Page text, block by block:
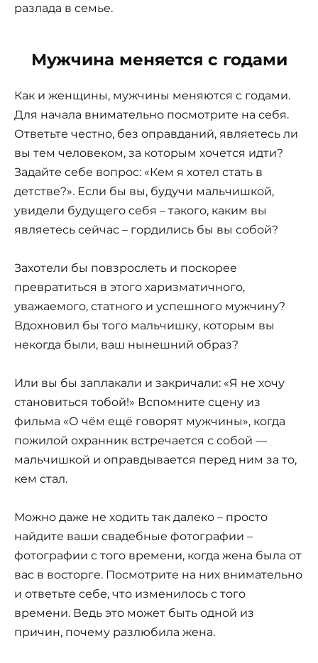
разлада в семье.
Мужчина меняется с годами
Как и женщины, мужчины меняются с годами.
Для начала внимательно посмотрите на себя.
Ответьте честно, без оправданий, являетесь ли
вы тем человеком, за которым хочется идти?
Задайте себе вопрос: «Кем я хотел стать в
детстве?». Если бы вы, будучи мальчишкой,
увидели будущего себя – такого, каким вы
являетесь сейчас – гордились бы вы собой?
Захотели бы повзрослеть и поскорее
превратиться в этого харизматичного,
уважаемого, статного и успешного мужчину?
Вдохновил бы того мальчишку, которым вы
некогда были, ваш нынешний образ?
Или вы бы заплакали и закричали: «Я не хочу
становиться тобой!» Вспомните сцену из
фильма «О чём ещё говорят мужчины», когда
пожилой охранник встречается с собой —
мальчишкой и оправдывается перед ним за то,
кем стал.
Можно даже не ходить так далеко – просто
найдите ваши свадебные фотографии –
фотографии с того времени, когда жена была от
вас в восторге. Посмотрите на них внимательно
и ответьте себе, что изменилось с того
времени. Ведь это может быть одной из
причин, почему разлюбила жена.